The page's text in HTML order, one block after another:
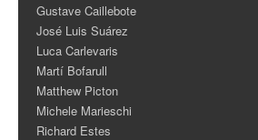
Gustave Caillebote
José Luis Suárez
Luca Carlevaris
Martí Bofarull
Matthew Picton
Michele Marieschi
Richard Estes